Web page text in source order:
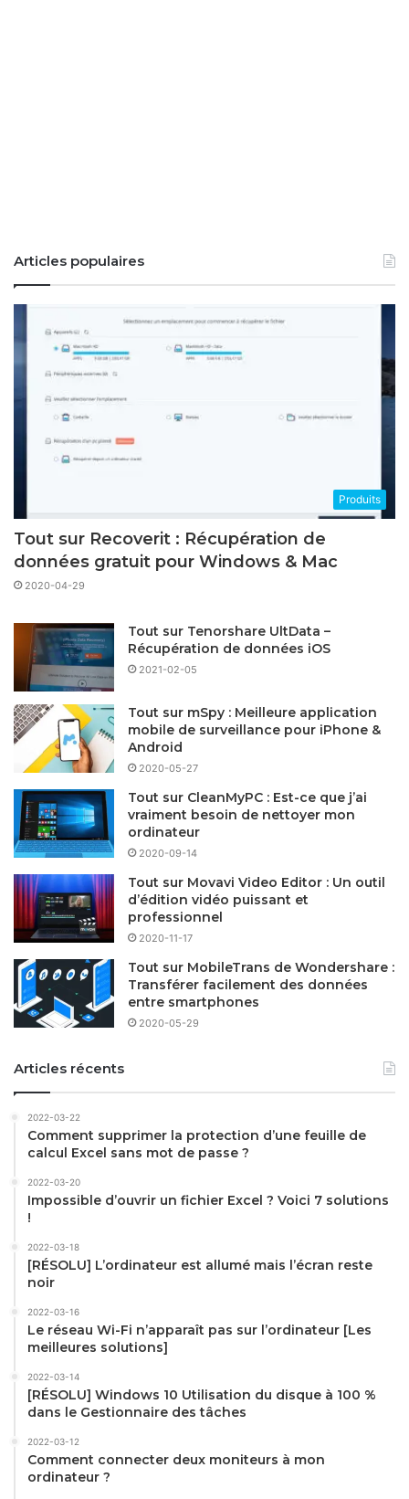
Articles populaires
Produits
Tout sur Recoverit : Récupération de
données gratuit pour Windows & Mac
2020-04-29
Tout sur Tenorshare UltData –
Récupération de données iOS
2021-02-05
Tout sur mSpy : Meilleure application
mobile de surveillance pour iPhone &
Android
2020-05-27
Tout sur CleanMyPC : Est-ce que j’ai
vraiment besoin de nettoyer mon
ordinateur
2020-09-14
Tout sur Movavi Video Editor : Un outil
d’édition vidéo puissant et
professionnel
2020-11-17
Tout sur MobileTrans de Wondershare :
Transférer facilement des données
entre smartphones
2020-05-29
Articles récents
2022-03-22
Comment supprimer la protection d’une feuille de
calcul Excel sans mot de passe ?
2022-03-20
Impossible d’ouvrir un fichier Excel ? Voici 7 solutions
!
2022-03-18
[RÉSOLU] L’ordinateur est allumé mais l’écran reste
noir
2022-03-16
Le réseau Wi-Fi n’apparaît pas sur l’ordinateur [Les
meilleures solutions]
2022-03-14
[RÉSOLU] Windows 10 Utilisation du disque à 100 %
dans le Gestionnaire des tâches
2022-03-12
Comment connecter deux moniteurs à mon
ordinateur ?